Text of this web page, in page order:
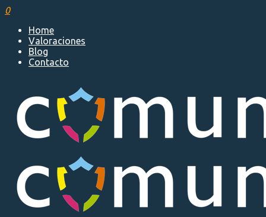
0
Home
Valoraciones
Blog
Contacto